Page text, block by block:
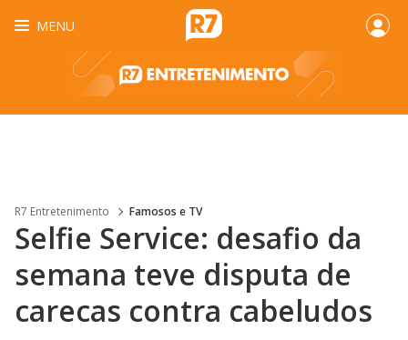
MENU
R7 Entretenimento Famosos e TV
Selfie Service: desafio da
semana teve disputa de
carecas contra cabeludos